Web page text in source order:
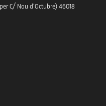
C/ Nou d’Octubre) 46018